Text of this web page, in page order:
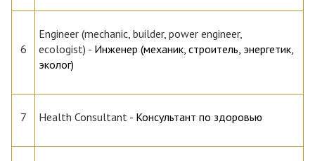
6
Engineer (mechanic, builder, power engineer,
ecologist) - Инженер (механик, строитель, энергетик,
эколог)
7 Health Consultant - Консультант по здоровью